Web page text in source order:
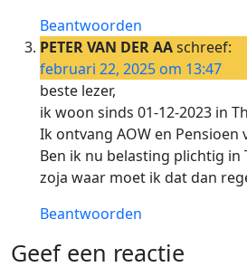
Beantwoorden
PETER VAN DER AAschreef:
februari 22, 2025 om 13:47
beste lezer,
ik woon sinds 01-12-2023 in
Ik ontvang AOW en Pensioen
Ben ik nu belasting plichtig in
zoja waar moet ik dat dan
Beantwoorden
Geef een reactie